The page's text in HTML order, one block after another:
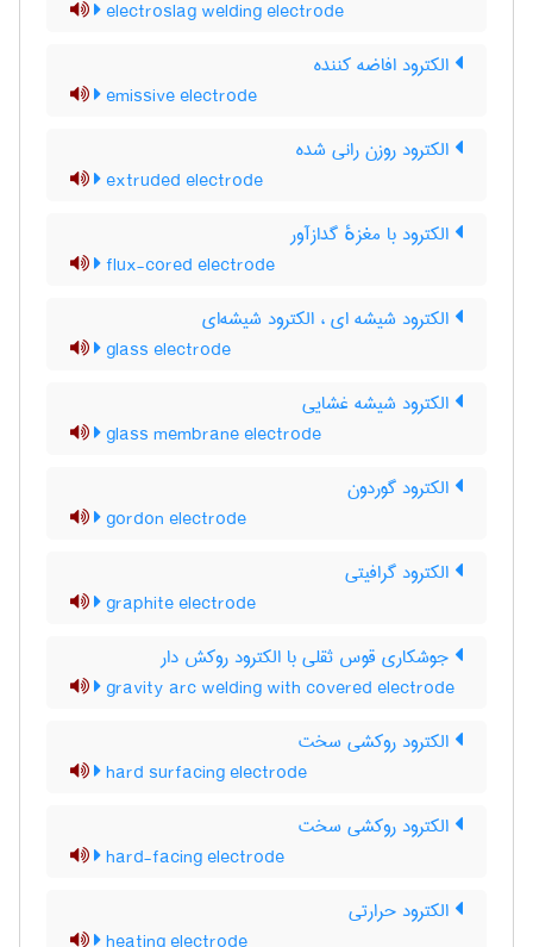
electroslag welding electrode
الکترود افاضه کننده
emissive electrode
الکترود روزن رانی شده
extruded electrode
الکترود با مغزهٔ گدازآور
flux-cored electrode
الکترود شیشه ای ، الکترود شیشه‌ای
glass electrode
الکترود شیشه غشایی
glass membrane electrode
الکترود گوردون
gordon electrode
الکترود گرافیتی
graphite electrode
جوشکاری قوس ثقلی با الکترود روکش دار
gravity arc welding with covered electrode
الکترود روکشی سخت
hard surfacing electrode
الکترود روکشی سخت
hard-facing electrode
الکترود حرارتی